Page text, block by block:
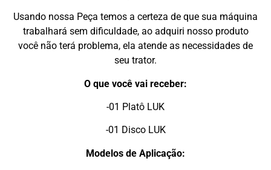
Usando nossa Peça temos a certeza de que sua máquina
trabalhará sem dificuldade, ao adquiri nosso produto
você não terá problema, ela atende as necessidades de
seu trator.
O que você vai receber:
-01 Platô LUK
-01 Disco LUK
Modelos de Aplicação: